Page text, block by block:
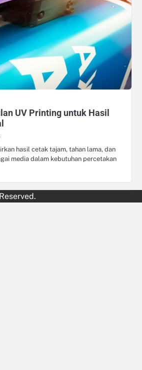
UV Printing untuk Hasil
hasil cetak tajam, tahan lama, dan
media dalam kebutuhan percetakan